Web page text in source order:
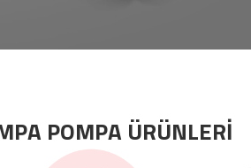
POMPA ÜRÜNLERİ